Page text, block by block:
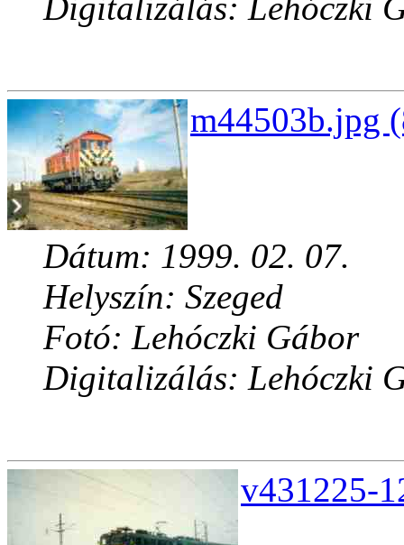
Digitalizálás: Lehóczki
m44503b.jpg
Dátum: 1999. 02. 07.
Helyszín: Szeged
Fotó: Lehóczki Gábor
Digitalizálás: Lehóczki
v431225-